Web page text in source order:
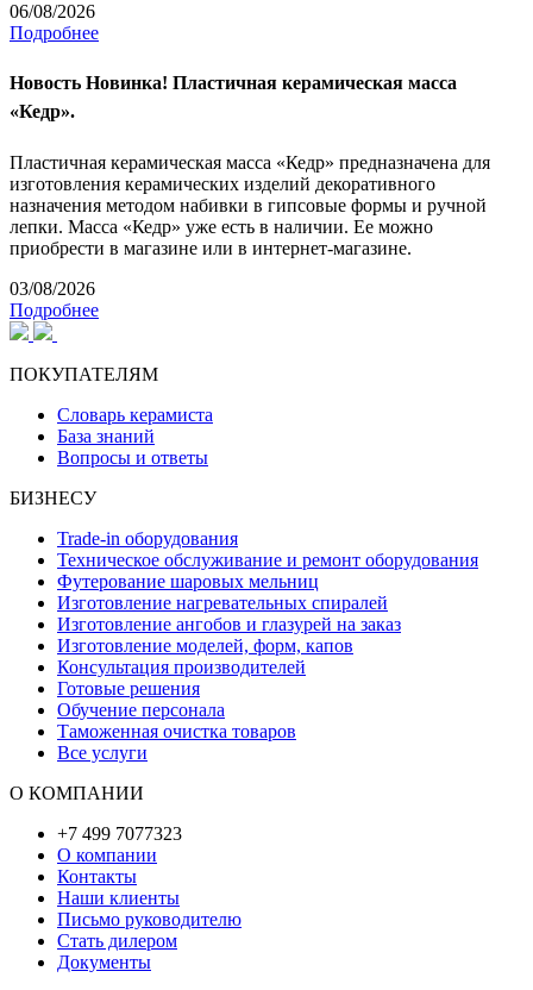
06/08/2026
Подробнее
Новость Новинка! Пластичная керамическая масса
«Кедр».
Пластичная керамическая масса «Кедр» предназначена для
изготовления керамических изделий декоративного
назначения методом набивки в гипсовые формы и ручной
лепки. Масса «Кедр» уже есть в наличии. Ее можно
приобрести в магазине или в интернет-магазине.
03/08/2026
Подробнее
ПОКУПАТЕЛЯМ
Словарь керамиста
База знаний
Вопросы и ответы
БИЗНЕСУ
Trade-in оборудования
Техническое обслуживание и ремонт оборудования
Футерование шаровых мельниц
Изготовление нагревательных спиралей
Изготовление ангобов и глазурей на заказ
Изготовление моделей, форм, капов
Консультация производителей
Готовые решения
Обучение персонала
Таможенная очистка товаров
Все услуги
О КОМПАНИИ
+7 499 7077323
О компании
Контакты
Наши клиенты
Письмо руководителю
Стать дилером
Документы